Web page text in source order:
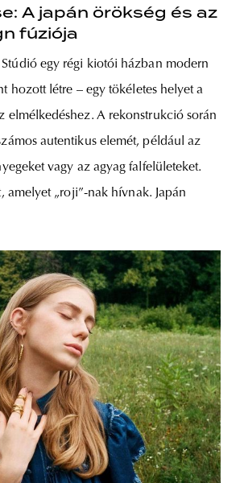
A japán örökség és az
fúziója
egy régi kiotói házban modern
hozott létre – egy tökéletes helyet a
elmélkedéshez. A rekonstrukció során
autentikus elemét, például az
vagy az agyag falfelületeket.
amelyet „roji”-nak hívnak. Japán